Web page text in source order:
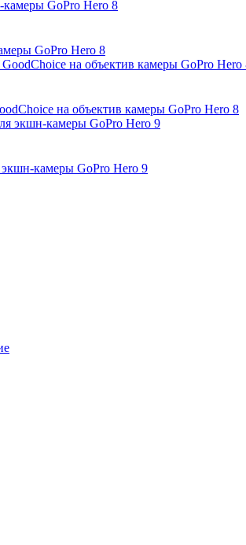
GoPro Hero 8
на объектив камеры GoPro Hero 8
камеры GoPro Hero 9